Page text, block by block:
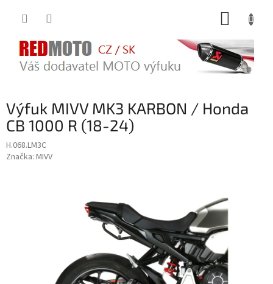
Výfuk MIVV MK3 KARBON / Honda
CB 1000 R (18-24)
H.068.LM3C
Značka: MIVV